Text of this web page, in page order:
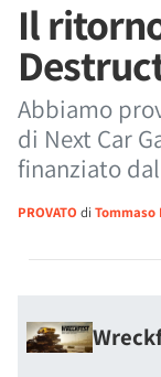
Il
Abbiamo
di Next Car
finanziato
PROVATO di Tommaso